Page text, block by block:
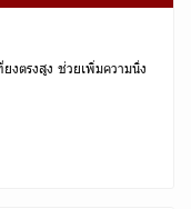
งตรงสูง ช่วยเพิ่มความนิ่ง